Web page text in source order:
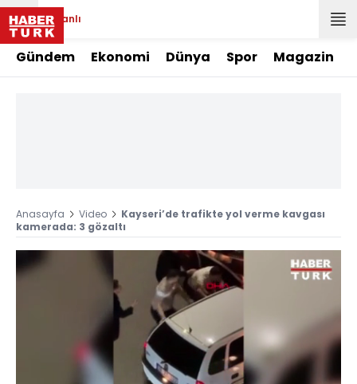
Canlı
Gündem Ekonomi Dünya Spor Magazin
Anasayfa Video
Kayseri’de trafikte yol verme kavgası
kamerada: 3 gözaltı